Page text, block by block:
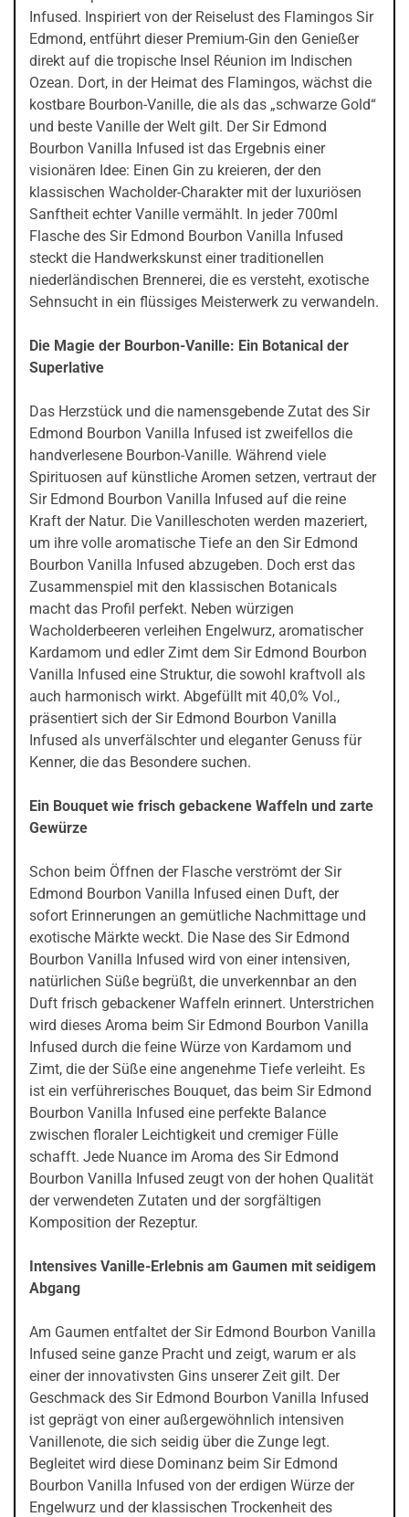
Infused. Inspiriert von der Reiselust des Flamingos Sir
Edmond, entführt dieser Premium-Gin den Genießer
direkt auf die tropische Insel Réunion im Indischen
Ozean. Dort, in der Heimat des Flamingos, wächst die
kostbare Bourbon-Vanille, die als das „schwarze Gold“
und beste Vanille der Welt gilt. Der Sir Edmond
Bourbon Vanilla Infused ist das Ergebnis einer
visionären Idee: Einen Gin zu kreieren, der den
klassischen Wacholder-Charakter mit der luxuriösen
Sanftheit echter Vanille vermählt. In jeder 700ml
Flasche des Sir Edmond Bourbon Vanilla Infused
steckt die Handwerkskunst einer traditionellen
niederländischen Brennerei, die es versteht, exotische
Sehnsucht in ein flüssiges Meisterwerk zu verwandeln.
Die Magie der Bourbon-Vanille: Ein Botanical der
Superlative
Das Herzstück und die namensgebende Zutat des Sir
Edmond Bourbon Vanilla Infused ist zweifellos die
handverlesene Bourbon-Vanille. Während viele
Spirituosen auf künstliche Aromen setzen, vertraut der
Sir Edmond Bourbon Vanilla Infused auf die reine
Kraft der Natur. Die Vanilleschoten werden mazeriert,
um ihre volle aromatische Tiefe an den Sir Edmond
Bourbon Vanilla Infused abzugeben. Doch erst das
Zusammenspiel mit den klassischen Botanicals
macht das Profil perfekt. Neben würzigen
Wacholderbeeren verleihen Engelwurz, aromatischer
Kardamom und edler Zimt dem Sir Edmond Bourbon
Vanilla Infused eine Struktur, die sowohl kraftvoll als
auch harmonisch wirkt. Abgefüllt mit 40,0% Vol.,
präsentiert sich der Sir Edmond Bourbon Vanilla
Infused als unverfälschter und eleganter Genuss für
Kenner, die das Besondere suchen.
Ein Bouquet wie frisch gebackene Waffeln und zarte
Gewürze
Schon beim Öffnen der Flasche verströmt der Sir
Edmond Bourbon Vanilla Infused einen Duft, der
sofort Erinnerungen an gemütliche Nachmittage und
exotische Märkte weckt. Die Nase des Sir Edmond
Bourbon Vanilla Infused wird von einer intensiven,
natürlichen Süße begrüßt, die unverkennbar an den
Duft frisch gebackener Waffeln erinnert. Unterstrichen
wird dieses Aroma beim Sir Edmond Bourbon Vanilla
Infused durch die feine Würze von Kardamom und
Zimt, die der Süße eine angenehme Tiefe verleiht. Es
ist ein verführerisches Bouquet, das beim Sir Edmond
Bourbon Vanilla Infused eine perfekte Balance
zwischen floraler Leichtigkeit und cremiger Fülle
schafft. Jede Nuance im Aroma des Sir Edmond
Bourbon Vanilla Infused zeugt von der hohen Qualität
der verwendeten Zutaten und der sorgfältigen
Komposition der Rezeptur.
Intensives Vanille-Erlebnis am Gaumen mit seidigem
Abgang
Am Gaumen entfaltet der Sir Edmond Bourbon Vanilla
Infused seine ganze Pracht und zeigt, warum er als
einer der innovativsten Gins unserer Zeit gilt. Der
Geschmack des Sir Edmond Bourbon Vanilla Infused
ist geprägt von einer außergewöhnlich intensiven
Vanillenote, die sich seidig über die Zunge legt.
Begleitet wird diese Dominanz beim Sir Edmond
Bourbon Vanilla Infused von der erdigen Würze der
Engelwurz und der klassischen Trockenheit des